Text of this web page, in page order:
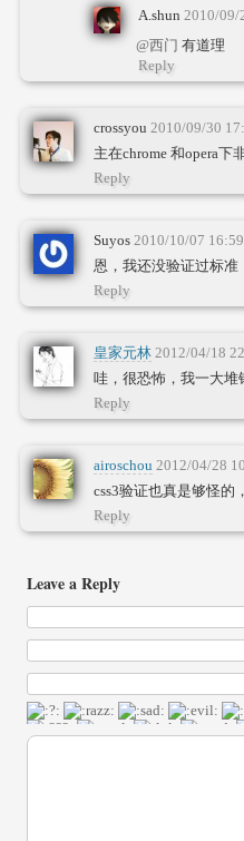
A.shun 2010/09/
@西门 有道理
Reply
crossyou 2010/09/30
主在chrome 和opera下
Reply
Suyos 2010/10/07 16:59
恩，我还没验证过标准
Reply
皇家元林 2012/04/18
哇，很恐怖，我一大堆
Reply
airoschou 2012/04/28
css3验证也真是够怪的
Reply
Leave a Reply